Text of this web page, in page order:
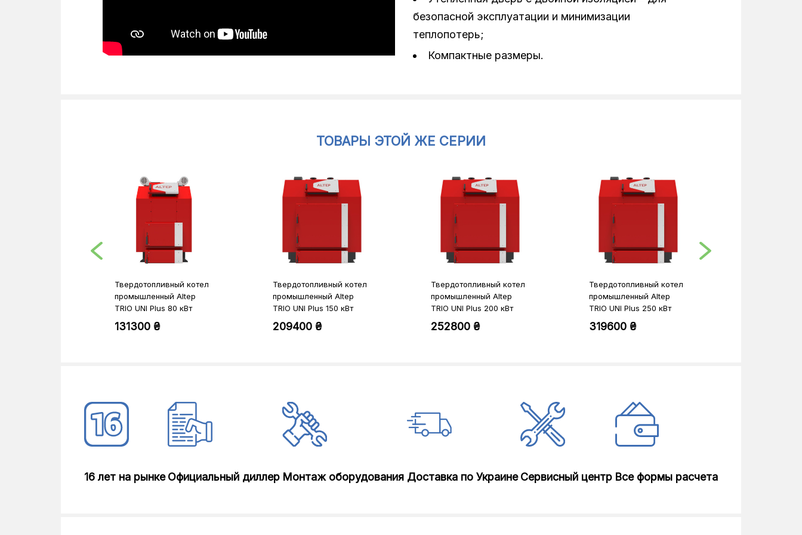
безопасной эксплуатации и минимизации
теплопотерь;
Компактные размеры.
ТОВАРЫ ЭТОЙ ЖЕ СЕРИИ
Твердотопливный котел
промышленный Altep
TRIO UNI Plus 80 кВт
комплект
131300 ₴
Твердотопливный котел
промышленный Altep
TRIO UNI Plus 150 кВт
комплект
209400 ₴
Твердотопливный котел
промышленный Altep
TRIO UNI Plus 200 кВт
комплект
252800 ₴
Твердотопливный котел
промышленный Altep
TRIO UNI Plus 250 кВт
комплект
319600 ₴
16 лет на рынке Официальный диллер Монтаж оборудования Доставка по Украине Сервисный центр Все формы расчета